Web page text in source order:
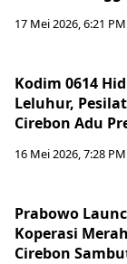
17 Mei 2026, 6:21 PM
Kodim 0614
Leluhur,
Cirebon Adu
16 Mei 2026, 7:28 PM
Prabowo
Koperasi
Cirebon